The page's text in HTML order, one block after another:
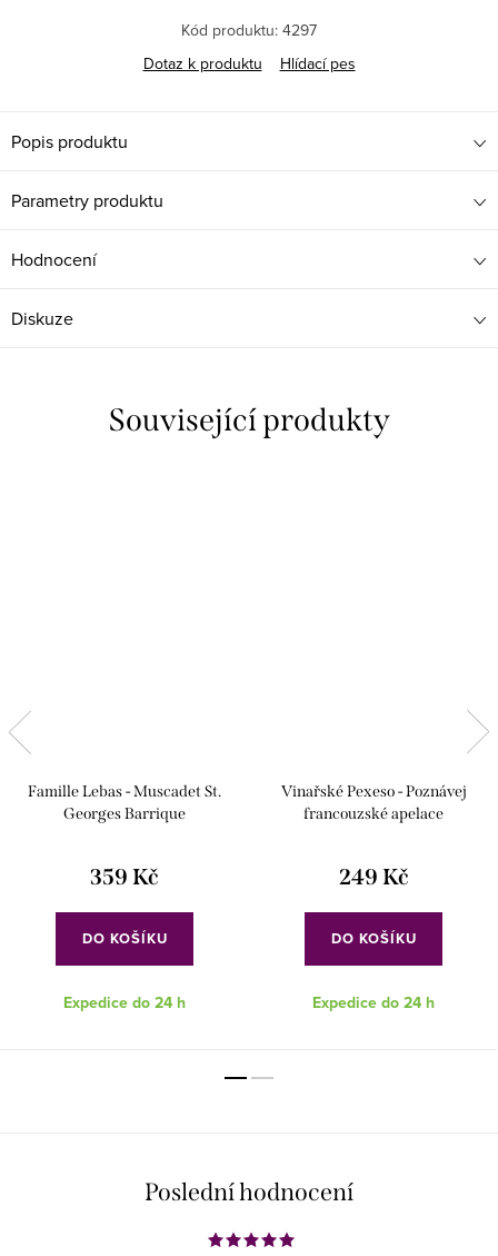
Kód produktu: 4297
Dotaz k produktu
Hlídací pes
Popis produktu
Parametry produktu
Hodnocení
Diskuze
Související produkty
Famille Lebas - Muscadet St.
Georges Barrique
359 Kč
DO KOŠÍKU
Expedice do 24 h
Vinařské Pexeso - Poznávej
francouzské apelace
249 Kč
DO KOŠÍKU
Expedice do 24 h
Poslední hodnocení